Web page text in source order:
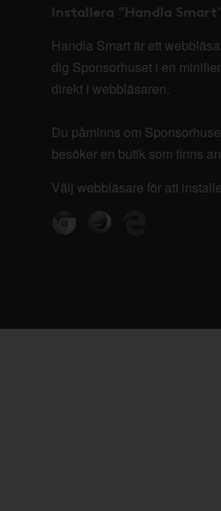
Installera "Handla
Handla Smart är ett
dig Sponsorhuset i en
direkt i webbläsaren.
Du påminns om
besöker en butik som finns
Välj webbläsare för att